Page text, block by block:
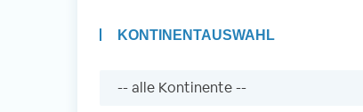
KONTINENTAUSWAHL